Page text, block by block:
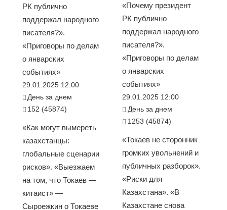
РК публично
поддержал народного
писателя?».
«Приговоры по делам
о январских
событиях»
29.01.2025 12:00
День за днем
152 (45874)
«Как могут вымереть
казахстанцы:
глобальные сценарии
рисков». «Выезжаем
на том, что Токаев —
китаист» —
Сыроежкин о Токаеве
«Почему президент
РК публично
поддержал народного
писателя?».
«Приговоры по делам
о январских
событиях»
29.01.2025 12:00
День за днем
1253 (45874)
«Токаев не сторонник
громких увольнений и
публичных разборок».
«Риски для
Казахстана». «В
Казахстане снова